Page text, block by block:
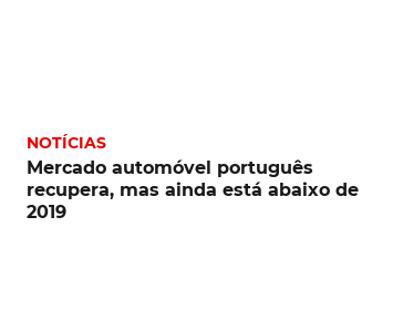
NOTÍCIAS
Mercado automóvel português
recupera, mas ainda está abaixo de
2019